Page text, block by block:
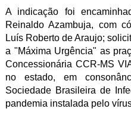
A indicação foi
Reinaldo Azambuja, com
Luís Roberto de Araujo;
a "Máxima Urgência" as
Concessionária CCR-MS
no estado, em
Sociedade Brasileira de
pandemia instalada pelo